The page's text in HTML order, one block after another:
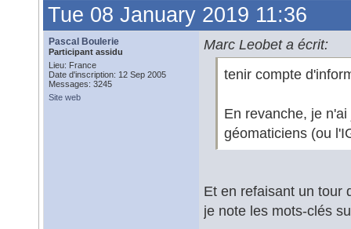
Tue 08 January 2019 11:36
Pascal Boulerie
Participant assidu
Lieu: France
Date d'inscription: 12 Sep 2005
Messages: 3245
Site web
Marc Leobet a écrit:
tenir compte
En revanche, je
géomaticiens (ou
Et en refaisant un tour
je note les mots-clés